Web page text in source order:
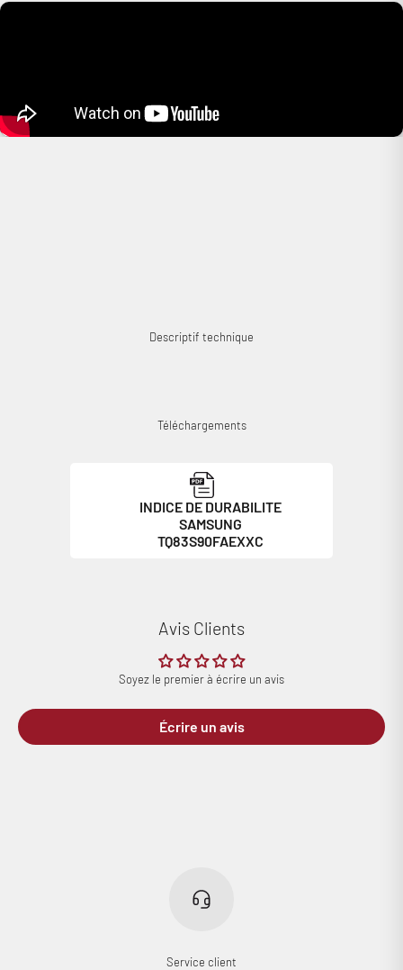
Descriptif technique
Téléchargements
INDICE DE DURABILITE
SAMSUNG
TQ83S90FAEXXC
Avis Clients
Soyez le premier à écrire un avis
Écrire un avis
Service client